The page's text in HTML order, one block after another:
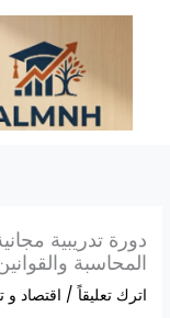
تخطي
دورة تدريبية
المحاسبة
اترك تعليقاً / اقتصاد و